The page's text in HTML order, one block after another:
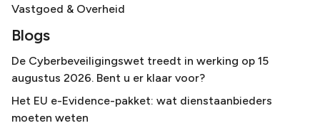
Vastgoed & Overheid
Blogs
De Cyberbeveiligingswet treedt in werking op 15
augustus 2026. Bent u er klaar voor?
Het EU e-Evidence-pakket: wat dienstaanbieders
moeten weten